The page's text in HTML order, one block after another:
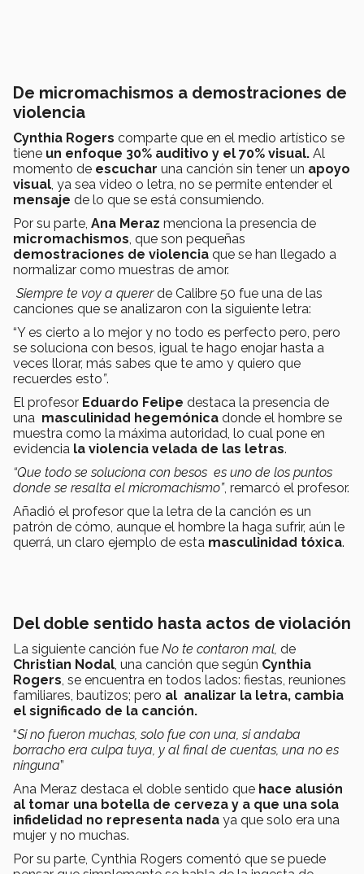
De micromachismos a demostraciones de
violencia
Cynthia Rogers comparte que en el medio artístico se
tiene un enfoque 30% auditivo y el 70% visual. Al
momento de escuchar una canción sin tener un apoyo
visual, ya sea video o letra, no se permite entender el
mensaje de lo que se está consumiendo.
Por su parte, Ana Meraz menciona la presencia de
micromachismos, que son pequeñas
demostraciones de violencia que se han llegado a
normalizar como muestras de amor.
Siempre te voy a quererde Calibre 50 fue una de las
canciones que se analizaron con la siguiente letra:
“Y es cierto a lo mejor y no todo es perfecto pero, pero
se soluciona con besos, igual te hago enojar hasta a
veces llorar, más sabes que te amo y quiero que
recuerdes esto”.
El profesor Eduardo Felipe destaca la presencia de
una masculinidad hegemónica donde el hombre se
muestra como la máxima autoridad, lo cual pone en
evidencia la violencia velada de las letras.
“Que todo se soluciona con besos es uno de los puntos
donde se resalta el micromachismo”, remarcó el profesor.
Añadió el profesor que la letra de la canción es un
patrón de cómo, aunque el hombre la haga sufrir, aún le
querrá, un claro ejemplo de esta masculinidad tóxica.
Del doble sentido hasta actos de violación
La siguiente canción fue No te contaron mal, de
Christian Nodal, una canción que según Cynthia
Rogers, se encuentra en todos lados: fiestas, reuniones
familiares, bautizos; pero al analizar la letra, cambia
el significado de la canción.
“Si no fueron muchas, solo fue con una, si andaba
borracho era culpa tuya, y al final de cuentas, una no es
ninguna”
Ana Meraz destaca el doble sentido que hace alusión
al tomar una botella de cerveza y a que una sola
infidelidad no representa nada ya que solo era una
mujer y no muchas.
Por su parte, Cynthia Rogers comentó que se puede